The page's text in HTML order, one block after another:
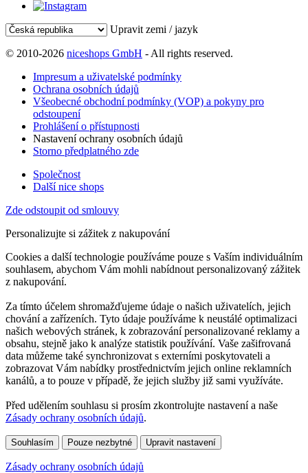
Upravit zemi / jazyk
© 2010-2026 niceshops GmbH - All rights reserved.
Impresum a uživatelské podmínky
Ochrana osobních údajů
Všeobecné obchodní podmínky (VOP) a pokyny pro
odstoupení
Prohlášení o přístupnosti
Nastavení ochrany osobních údajů
Storno předplatného zde
Společnost
Další nice shops
Zde odstoupit od smlouvy
Personalizujte si zážitek z nakupování
Cookies a další technologie používáme pouze s Vaším individuálním
souhlasem, abychom Vám mohli nabídnout personalizovaný zážitek
z nakupování.
Za tímto účelem shromažďujeme údaje o našich uživatelích, jejich
chování a zařízeních. Tyto údaje používáme k neustálé optimalizaci
našich webových stránek, k zobrazování personalizované reklamy a
obsahu, stejně jako k analýze statistik používání. Vaše zašifrovaná
data můžeme také synchronizovat s externími poskytovateli a
zobrazovat Vám nabídky prostřednictvím jejich online reklamních
kanálů, a to pouze v případě, že jejich služby již sami využíváte.
Před udělením souhlasu si prosím zkontrolujte nastavení a naše
Zásady ochrany osobních údajů.
Souhlasím Pouze nezbytné Upravit nastavení
Zásady ochrany osobních údajů